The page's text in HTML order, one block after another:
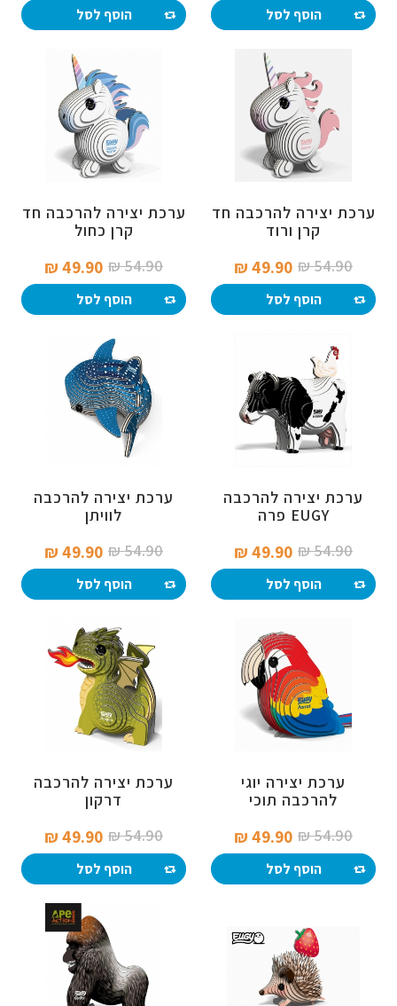
הוסף לסל הוסף לסל
ערכת יצירה להרכבה חד
קרן ורוד
54.90 ₪‎
49.90 ₪‎
הוסף לסל
ערכת יצירה להרכבה חד
קרן כחול
54.90 ₪‎
49.90 ₪‎
הוסף לסל
ערכת יצירה להרכבה
EUGY פרה
54.90 ₪‎
49.90 ₪‎
הוסף לסל
ערכת יצירה להרכבה
לוויתן
54.90 ₪‎
49.90 ₪‎
הוסף לסל
ערכת יצירה יוגי
להרכבה תוכי
54.90 ₪‎
49.90 ₪‎
הוסף לסל
ערכת יצירה להרכבה
דרקון
54.90 ₪‎
49.90 ₪‎
הוסף לסל